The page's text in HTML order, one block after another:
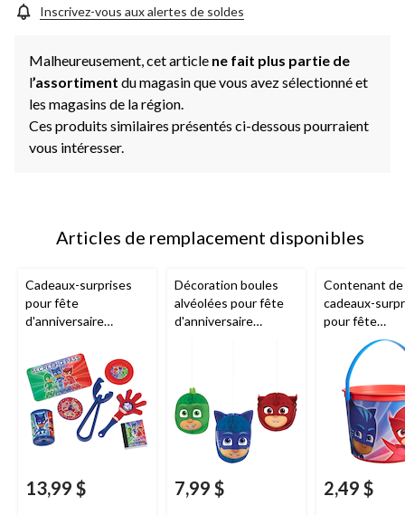
Inscrivez-vous aux alertes de soldes
Malheureusement, cet article ne fait plus partie de
l’assortiment du magasin que vous avez sélectionné et
les magasins de la région.
Ces produits similaires présentés ci-dessous pourraient
vous intéresser.
Articles de remplacement disponibles
Cadeaux-surprises
pour fête
d'anniversaire
13,99 $
Décoration boules
alvéolées pour fête
d'anniversaire
7,99 $
Contenant de
cadeaux-
pour fête
d'anniversaire,
1 an et plus
2,49 $